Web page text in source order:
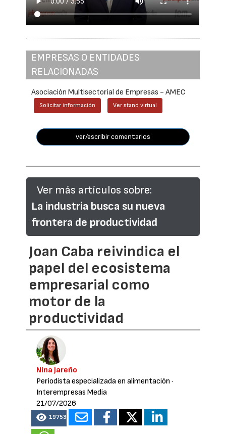
EMPRESAS O ENTIDADES
RELACIONADAS
Asociación Multisectorial de Empresas - AMEC
Solicitar información Ver stand virtual
ver/escribir comentarios
Ver más artículos sobre:
La industria busca su nueva
frontera de productividad
Joan Caba reivindica el
papel del ecosistema
empresarial como
motor de la
productividad
Nina Jareño
Periodista especializada en alimentación ·
Interempresas Media
21/07/2026
19753